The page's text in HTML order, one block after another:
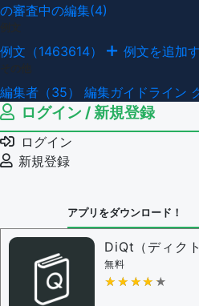
の審査中の編集(4)
例文（1463614） 例文を追加
編集者（35） 編集ガイドライン
ログイン / 新規登録
ログイン
新規登録
アプリをダウンロード！
DiQt（ディクト
無料
★★★★★
★★★★★